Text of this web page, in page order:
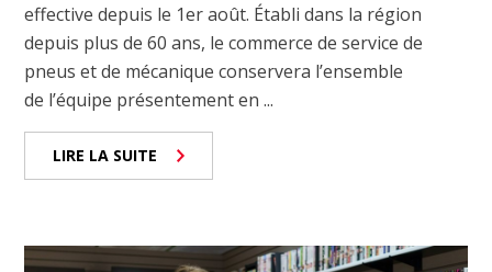
effective depuis le 1er août. Établi dans la région
depuis plus de 60 ans, le commerce de service de
pneus et de mécanique conservera l’ensemble
de l’équipe présentement en ...
LIRE LA SUITE